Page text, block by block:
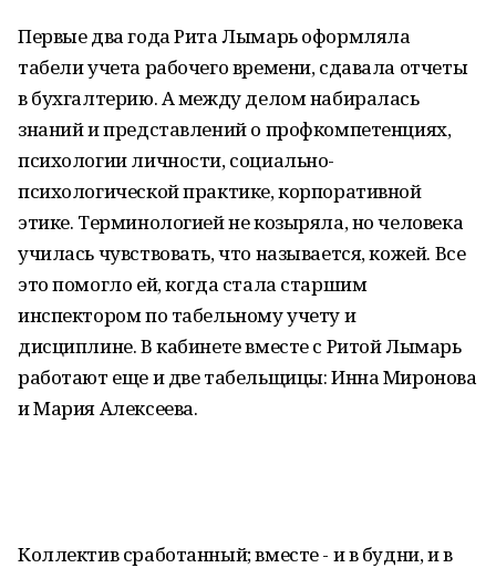
Первые два года Рита Лымарь оформляла
табели учета рабочего времени, сдавала отчеты
в бухгалтерию. А между делом набиралась
знаний и представлений о профкомпетенциях,
психологии личности, социально-
психологической практике, корпоративной
этике. Терминологией не козыряла, но человека
училась чувствовать, что называется, кожей. Все
это помогло ей, когда стала старшим
инспектором по табельному учету и
дисциплине. В кабинете вместе с Ритой Лымарь
работают еще и две табельщицы: Инна Миронова
и Мария Алексеева.
Коллектив сработанный; вместе - и в будни, и в